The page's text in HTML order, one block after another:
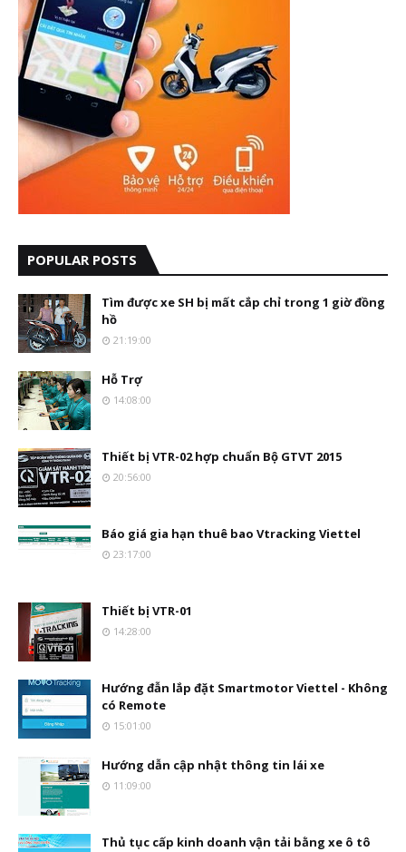
POPULAR POSTS
Tìm được xe SH bị mất cắp chỉ trong 1 giờ đồng
hồ
21:19:00
Hỗ Trợ
14:08:00
Thiết bị VTR-02 hợp chuẩn Bộ GTVT 2015
20:56:00
Báo giá gia hạn thuê bao Vtracking Viettel
23:17:00
Thiết bị VTR-01
14:28:00
Hướng đẫn lắp đặt Smartmotor Viettel - Không
có Remote
15:01:00
Hướng dẫn cập nhật thông tin lái xe
11:09:00
Thủ tục cấp kinh doanh vận tải bằng xe ô tô